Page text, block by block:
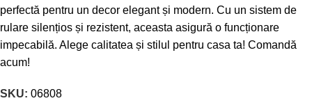
perfectă pentru un decor elegant și modern. Cu un sistem de
rulare silențios și rezistent, aceasta asigură o funcționare
impecabilă. Alege calitatea și stilul pentru casa ta! Comandă
acum!
SKU: 06808